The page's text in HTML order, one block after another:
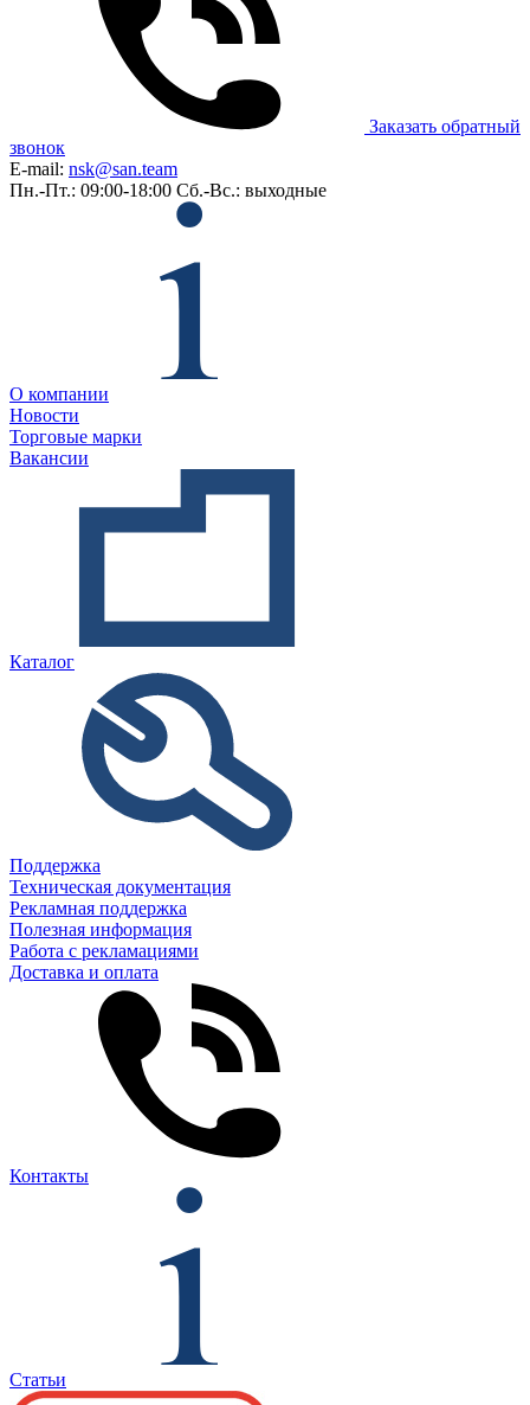
Заказать обратный
звонок
E-mail: nsk@san.team
Пн.-Пт.: 09:00-18:00 Сб.-Вс.: выходные
О компании
Новости
Торговые марки
Вакансии
Каталог
Поддержка
Техническая документация
Рекламная поддержка
Полезная информация
Работа с рекламациями
Доставка и оплата
Контакты
Статьи